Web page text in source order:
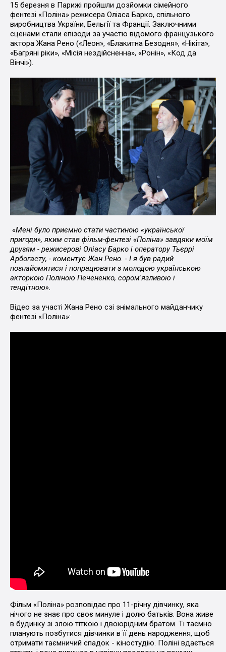
15 березня в Парижі пройшли дозйомки сімейного
фентезі «Поліна» режисера Оліаса Барко, спільного
виробництва України, Бельгії та Франції. Заключними
сценами стали епізоди за участю відомого французького
актора Жана Рено («Леон», «Блакитна Безодня», «Нікіта»,
«Багряні ріки», «Місія нездійсненна», «Ронін», «Код да
Вінчі»).
«Мені було приємно стати частиною «української
пригоди», яким став фільм-фентезі «Поліна» завдяки моїм
друзям - режисерові Оліасу Барко і оператору Тьєррі
Арбогасту, - коментує Жан Рено. - І я був радий
познайомитися і попрацювати з молодою українською
акторкою Поліною Печененко, сором'язливою і
тендітною».
Відео за участі Жана Рено сзі знімального майданчику
фентезі «Поліна»:
Фільм «Поліна» розповідає про 11-річну дівчинку, яка
нічого не знає про своє минуле і долю батьків. Вона живе
в будинку зі злою тіткою і двоюрідним братом. Ті таємно
планують позбутися дівчинки в її день народження, щоб
отримати таємничий спадок - кіностудію. Поліні вдається